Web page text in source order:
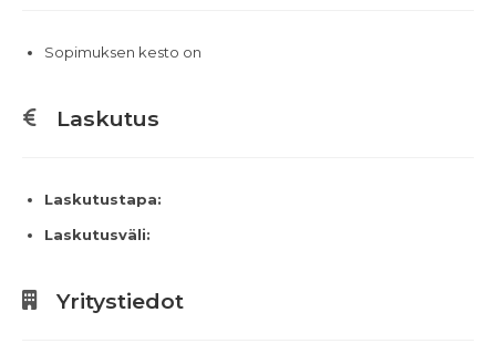
Sopimuksen kesto on
Laskutus
Laskutustapa:
Laskutusväli:
Yritystiedot